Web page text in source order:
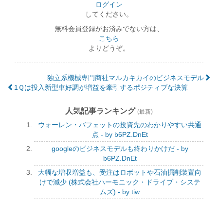
ログイン
してください。
無料会員登録がお済みでない方は、
こちら
よりどうぞ。
独立系機械専門商社マルカキカイのビジネスモデル
1Ｑは投入新型車好調が増益を牽引するポジティブな決算
人気記事ランキング (最新)
ウォーレン・バフェットの投資先のわかりやすい共通
点 - by b6PZ.DnEt
googleのビジネスモデルも終わりかけだ - by
b6PZ.DnEt
大幅な増収増益も、受注はロボットや石油掘削装置向
けで減少 (株式会社ハーモニック・ドライブ・システ
ムズ) - by tiw